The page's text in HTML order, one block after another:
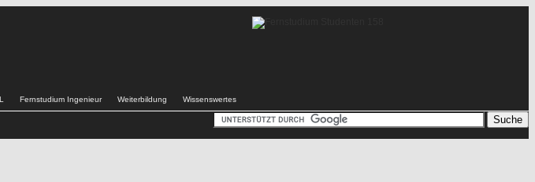
Fernstudium Ingenieur Weiterbildung Wissenswertes